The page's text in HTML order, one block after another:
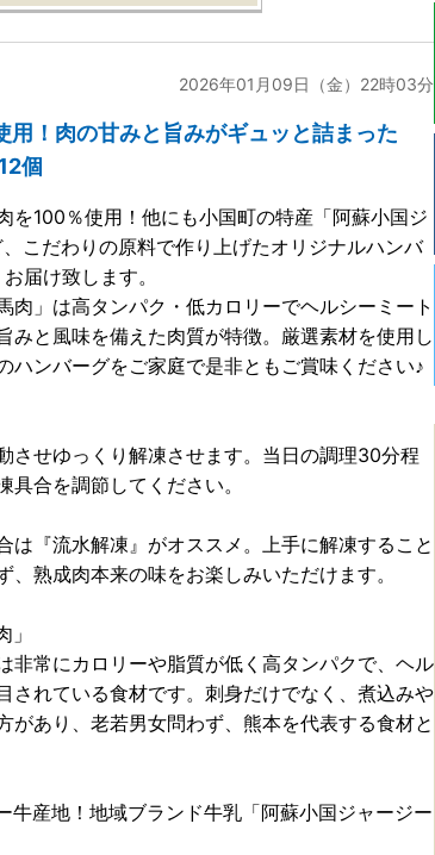
2026年01月09日（金）22時03分
用！肉の甘みと旨みがギュッと詰まった
個
を100％使用！他にも小国町の特産「阿蘇小国ジ
こだわりの原料で作り上げたオリジナルハンバ
届け致します。
肉」は高タンパク・低カロリーでヘルシーミート
みと風味を備えた肉質が特徴。厳選素材を使用し
ハンバーグをご家庭で是非ともご賞味ください♪
させゆっくり解凍させます。当日の調理30分程
合を調節してください。
は『流水解凍』がオススメ。上手に解凍すること
、熟成肉本来の味をお楽しみいただけます。
非常にカロリーや脂質が低く高タンパクで、ヘル
されている食材です。刺身だけでなく、煮込みや
があり、老若男女問わず、熊本を代表する食材と
産地！地域ブランド牛乳「阿蘇小国ジャージー